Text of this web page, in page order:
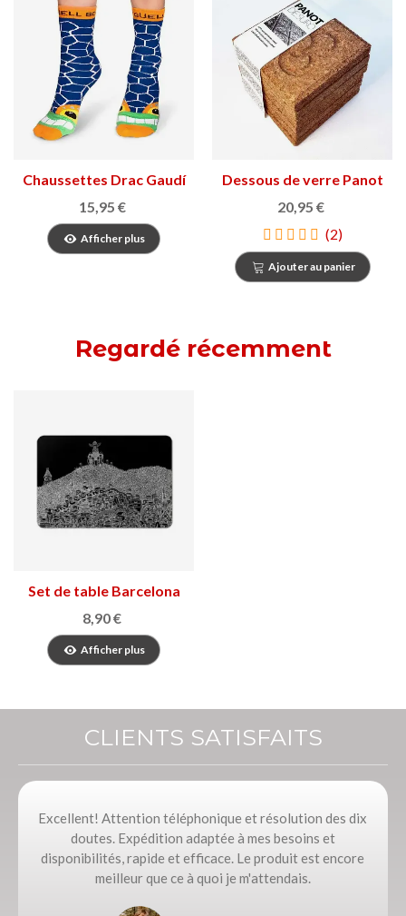
Chaussettes Drac Gaudí
15,95 €
Afficher plus
Dessous de verre Panot
de suro
20,95 €
(2)
Ajouter au panier
Regardé récemment
Set de table Barcelona
8,90 €
Afficher plus
CLIENTS SATISFAITS
Excellent! Attention téléphonique et résolution des dix
doutes. Expédition adaptée à mes besoins et
disponibilités, rapide et efficace. Le produit est encore
meilleur que ce à quoi je m'attendais.